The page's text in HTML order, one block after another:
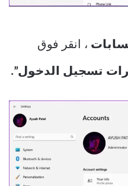
، انقر فوق
تسجيل الدخول”.